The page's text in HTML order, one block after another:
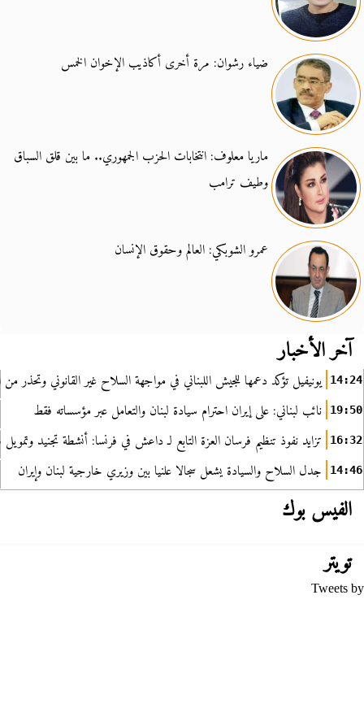
ضياء رشوان: مرة أخرى أكاذيب الإخوان الخمس
ماريا معلوف: انتخابات الحزب الجمهوري.. ما بين قلق السباق
وطيف ترامب
عمرو الشوبكي: العالم وحقوق الإنسان
آخر الأخبار
14:24 يونيفيل تؤكد دعمها للجيش اللبناني في مواجهة السلاح غير القانوني وتحذر من
19:50 نائب لبناني: على إيران احترام سيادة لبنان والتعامل عبر مؤسساته فقط
16:32 تزايد نفوذ تنظيم فرسان العزة التابع لـ داعش في فرنسا: أنشطة تجنيد
14:46 جدل السلاح والسيادة يشعل سجالا علنيا بين وزيري خارجية لبنان وإيران
الفيس بوك
تويتر
Tweets by